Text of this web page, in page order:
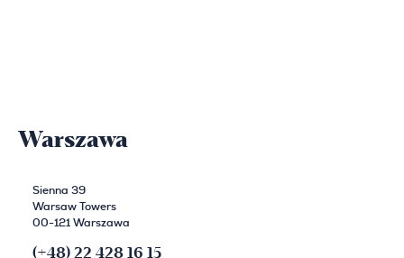
Warszawa
Sienna 39
Warsaw Towers
00-121 Warszawa
(+48) 22 428 16 15